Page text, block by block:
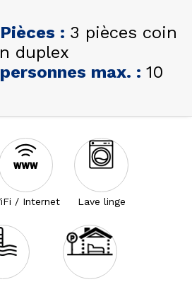
: 3 pièces coin
duplex
max. : 10
/ Internet Lave linge